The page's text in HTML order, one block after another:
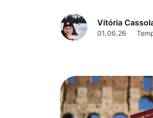
Vitória
01.06.26